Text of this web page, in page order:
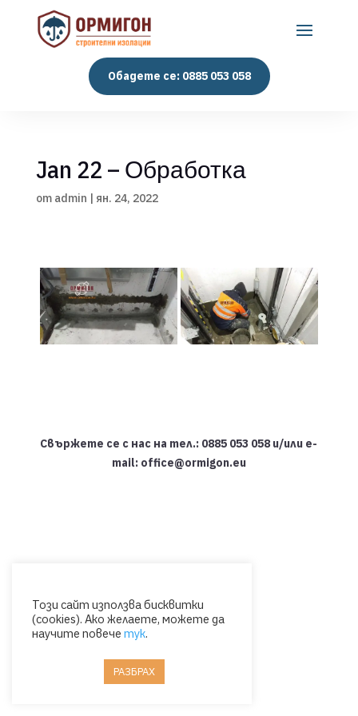
Обадете се: 0885 053 058
Jan 22 – Обработка
от admin | ян. 24, 2022
Свържете се с нас на тел.: 0885 053 058 и/или e-
mail: office@ormigon.eu
Този сайт използва бисквитки
(cookies). Ако желаете, можете да
научите повече тук.
РАЗБРАХ